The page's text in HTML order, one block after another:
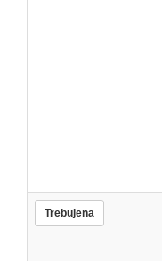
Trebujena